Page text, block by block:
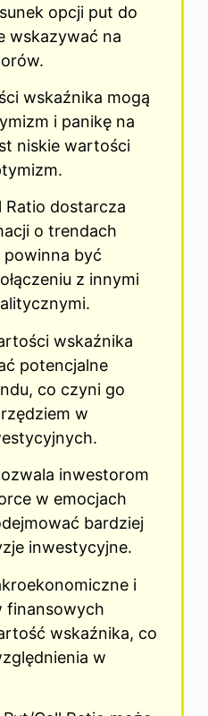
opcji put do
wskazywać na
wskaźnika mogą
i panikę na
niskie wartości
Ratio dostarcza
o trendach
być
z innymi
wskaźnika
potencjalne
co czyni go
w
inwestorom
w emocjach
bardziej
inwestycyjne.
i
finansowych
wskaźnika, co
w